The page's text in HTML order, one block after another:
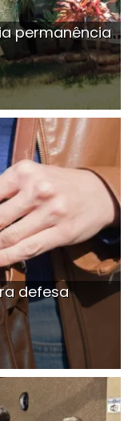
permanência
defesa